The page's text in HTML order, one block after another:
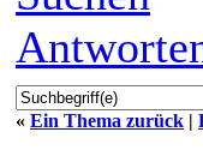
« Ein Thema zurück |